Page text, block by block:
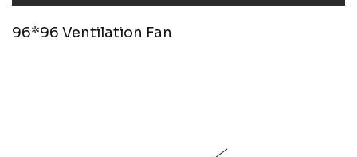
96*96 Ventilation Fan